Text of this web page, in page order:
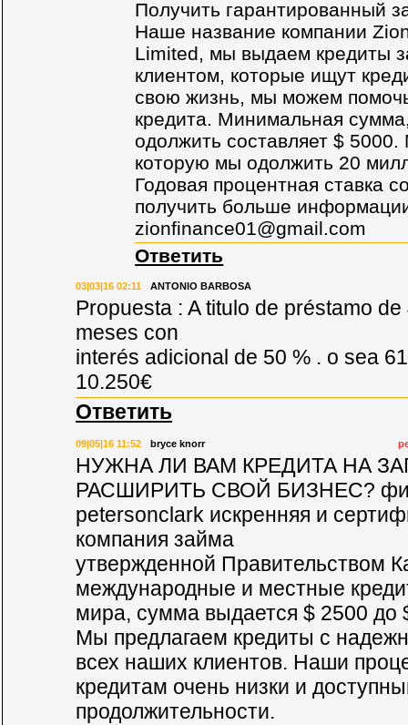
Получить гарантированный
Наше название компании
Limited, мы выдаем кредиты
клиентом, которые ищут
свою жизнь, мы можем
кредита. Минимальная
одолжить составляет $
которую мы одолжить 20
Годовая процентная ставка
получить больше
zionfinance01@gmail.com
Ответить
03|03|16 02:11 ANTONIO BARBOSA
Propuesta : A titulo de préstamo
meses con
interés adicional de 50 % . o sea
10.250€
Ответить
09|05|16 11:52 bryce knorr
НУЖНА ЛИ ВАМ КРЕДИТА НА
РАСШИРИТЬ СВОЙ БИЗНЕС?
petersonclark искренняя и
компания займа
утвержденной Правительством
международные и местные
мира, сумма выдается $ 2500 до
Мы предлагаем кредиты с
всех наших клиентов. Наши
кредитам очень низки и
продолжительности.